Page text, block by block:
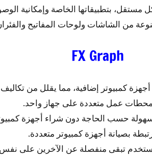
بتطبيقاتها الخاصة وإمكانية
من الشاشات ولوحات المفاتيح
FX Graph
كمبيوتر إضافية، مما يقلل من تكاليف
عمل متعددة على جهاز واحد.
حسب الحاجة دون شراء أجهزة
بصيانة أجهزة كمبيوتر متعددة.
تبقى منفصلة عن الآخرين على نفس